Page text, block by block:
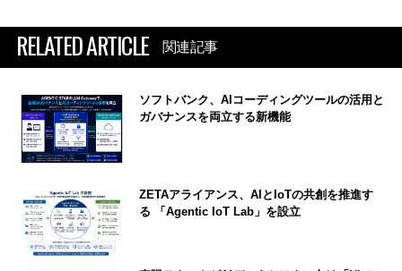
RELATED ARTICLE 関連記事
ソフトバンク、AIコーディングツールの活用と
ガバナンスを両立する新機能
ZETAアライアンス、AIとIoTの共創を推進す
る 「Agentic IoT Lab」を設立